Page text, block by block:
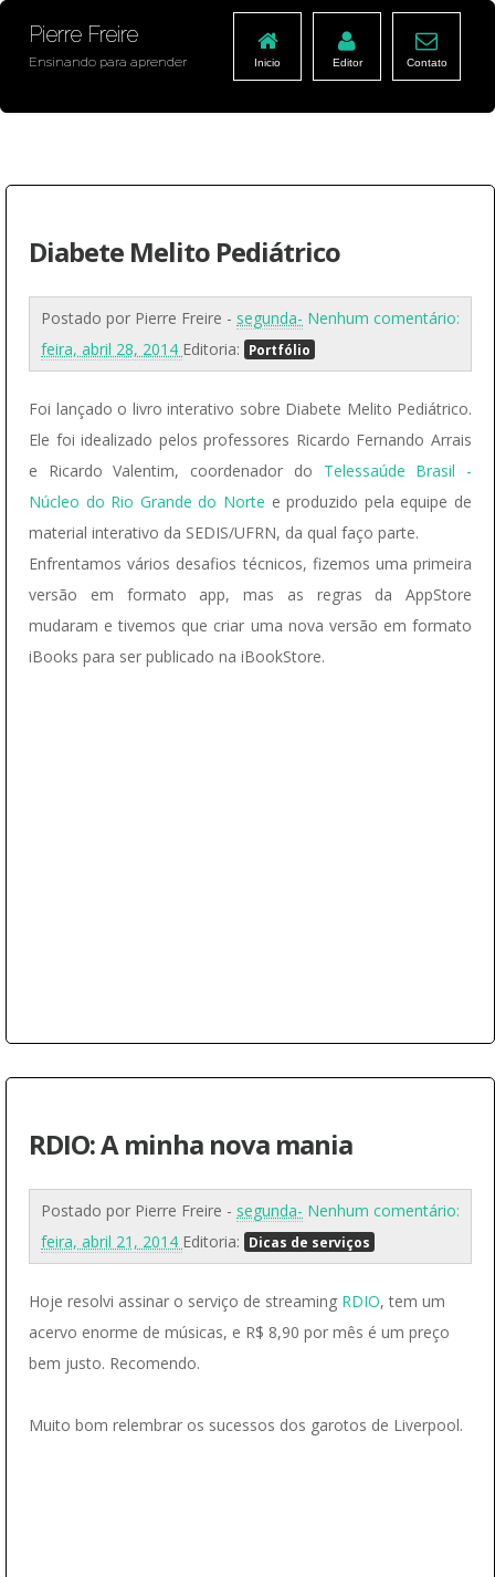
Pierre Freire
Ensinando para aprender Inicio Editor Contato
Diabete Melito Pediátrico
Nenhum comentário:
Postado por Pierre Freire - segunda-
feira, abril 28, 2014 Editoria: Portfólio
Foi lançado o livro interativo sobre Diabete Melito Pediátrico.
Ele foi idealizado pelos professores Ricardo Fernando Arrais
e Ricardo Valentim, coordenador do Telessaúde Brasil -
Núcleo do Rio Grande do Norte e produzido pela equipe de
material interativo da SEDIS/UFRN, da qual faço parte.
Enfrentamos vários desafios técnicos, fizemos uma primeira
versão em formato app, mas as regras da AppStore
mudaram e tivemos que criar uma nova versão em formato
iBooks para ser publicado na iBookStore.
RDIO: A minha nova mania
Nenhum comentário:
Postado por Pierre Freire - segunda-
feira, abril 21, 2014 Editoria: Dicas de serviços
Hoje resolvi assinar o serviço de streaming RDIO, tem um
acervo enorme de músicas, e R$ 8,90 por mês é um preço
bem justo. Recomendo.
Muito bom relembrar os sucessos dos garotos de Liverpool.